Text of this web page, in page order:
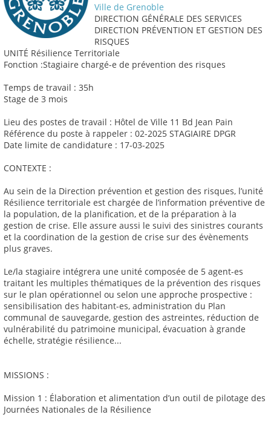
Ville de Grenoble
DIRECTION GÉNÉRALE DES SERVICES
DIRECTION PRÉVENTION ET GESTION DES
RISQUES
UNITÉ Résilience Territoriale
Fonction :Stagiaire chargé-e de prévention des risques
Temps de travail : 35h
Stage de 3 mois
Lieu des postes de travail : Hôtel de Ville 11 Bd Jean Pain
Référence du poste à rappeler : 02-2025 STAGIAIRE DPGR
Date limite de candidature : 17-03-2025
CONTEXTE :
Au sein de la Direction prévention et gestion des risques, l’unité
Résilience territoriale est chargée de l’information préventive de
la population, de la planification, et de la préparation à la
gestion de crise. Elle assure aussi le suivi des sinistres courants
et la coordination de la gestion de crise sur des évènements
plus graves.
Le/la stagiaire intégrera une unité composée de 5 agent-es
traitant les multiples thématiques de la prévention des risques
sur le plan opérationnel ou selon une approche prospective :
sensibilisation des habitant-es, administration du Plan
communal de sauvegarde, gestion des astreintes, réduction de
vulnérabilité du patrimoine municipal, évacuation à grande
échelle, stratégie résilience...
MISSIONS :
Mission 1 : Élaboration et alimentation d’un outil de pilotage des
Journées Nationales de la Résilience